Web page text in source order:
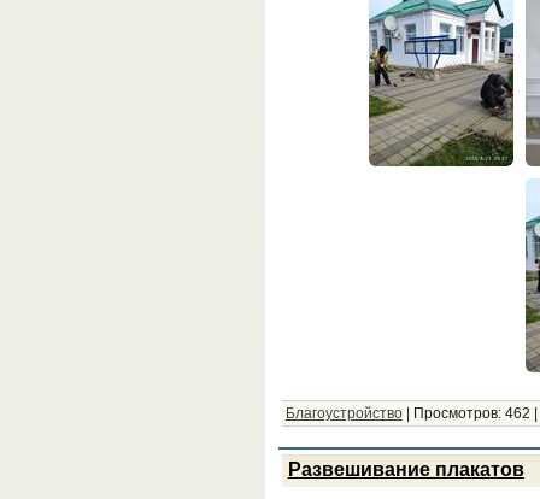
Благоустройство| Просмотров: 462
Развешивание плакатов